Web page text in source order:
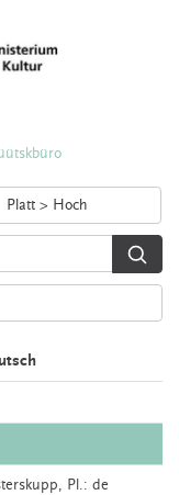
Platt > Hoch
, Pl.: de